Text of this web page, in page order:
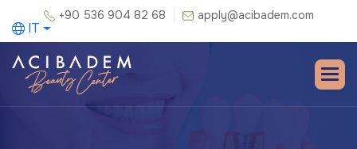
+90 536 904 82 68 apply@acibadem.com
IT